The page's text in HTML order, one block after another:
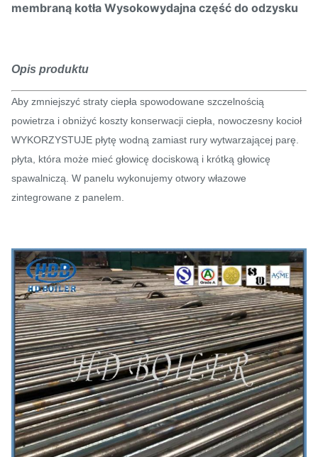
membraną kotła Wysokowydajna część do odzysku
Opis produktu
Aby zmniejszyć straty ciepła spowodowane szczelnością
powietrza i obniżyć koszty konserwacji ciepła, nowoczesny kocioł
WYKORZYSTUJE płytę wodną zamiast rury wytwarzającej parę.
płyta, która może mieć głowicę dociskową i krótką głowicę
spawalniczą. W panelu wykonujemy otwory włazowe
zintegrowane z panelem.